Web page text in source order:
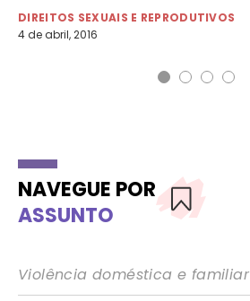
DIREITOS SEXUAIS E REPRODUTIVOS
4 de abril, 2016
NAVEGUE POR
ASSUNTO
Violência doméstica e familiar